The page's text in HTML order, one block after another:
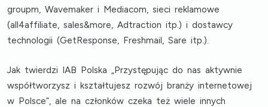
groupm, Wavemaker i Mediacom, sieci reklamowe
(all4affiliate, sales&more, Adtraction itp.) i dostawcy
technologii (GetResponse, Freshmail, Sare itp.).
Jak twierdzi IAB Polska „Przystępując do nas aktywnie
współtworzysz i kształtujesz rozwój branży internetowej
w Polsce”, ale na członków czeka też wiele innych